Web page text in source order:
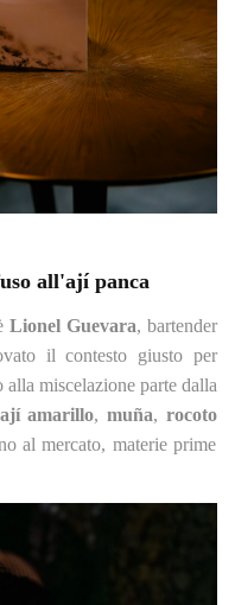
all'ají panca
Lionel Guevara, bartender
il contesto giusto per
miscelazione parte dalla
ají amarillo,muña,rocoto
al mercato, materie prime